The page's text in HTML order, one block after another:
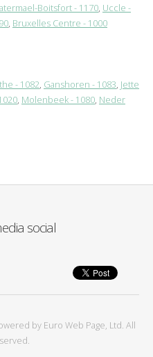
Boitsfort - 1170, Uccle -
, Bruxelles Centre - 1000
- 1082, Ganshoren - 1083, Jette
, Molenbeek - 1080, Neder
social
by Euro Web Page, Ltd. All